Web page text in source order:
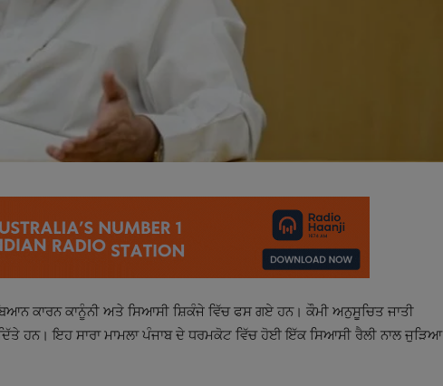
ਕਾਰਨ ਕਾਨੂੰਨੀ ਅਤੇ ਸਿਆਸੀ ਸ਼ਿਕੰਜੇ ਵਿੱਚ ਫਸ ਗਏ ਹਨ। ਕੌਮੀ ਅਨੁਸੂਚਿਤ ਜਾਤੀ
ਹਨ। ਇਹ ਸਾਰਾ ਮਾਮਲਾ ਪੰਜਾਬ ਦੇ ਧਰਮਕੋਟ ਵਿੱਚ ਹੋਈ ਇੱਕ ਸਿਆਸੀ ਰੈਲੀ ਨਾਲ ਜੁੜਿਆ